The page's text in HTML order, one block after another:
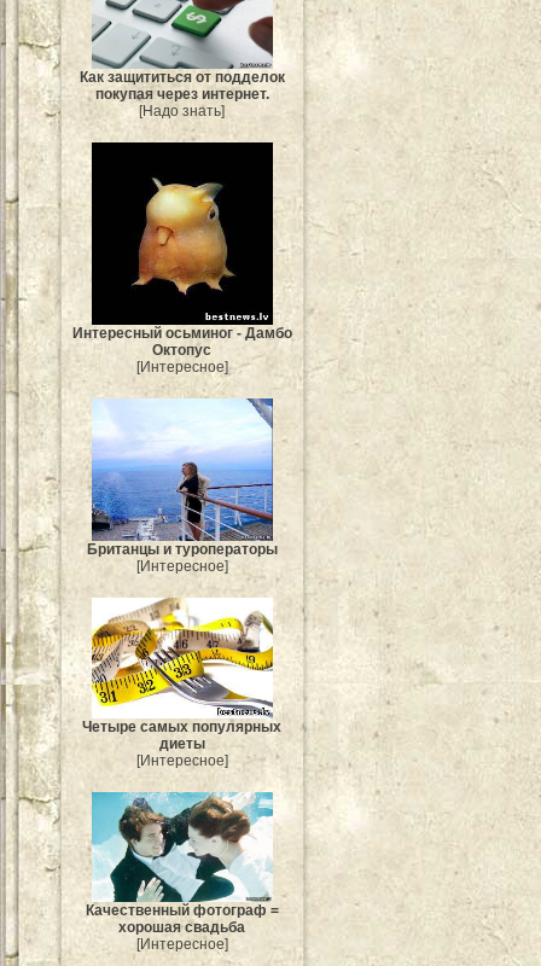
Как защититься от подделок
покупая через интернет.
[Надо знать]
Интересный осьминог - Дамбо
Октопус
[Интересное]
Британцы и туроператоры
[Интересное]
Четыре самых популярных
диеты
[Интересное]
Качественный фотограф =
хорошая свадьба
[Интересное]